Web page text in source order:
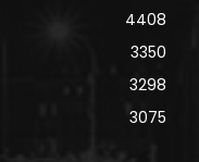
4408
3350
3298
3075